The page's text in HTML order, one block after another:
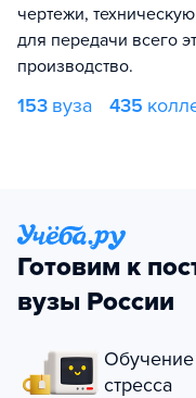
чертежи,
для передачи всего
производство.
153 вуза 435
Готовим к
вузы России
стресса